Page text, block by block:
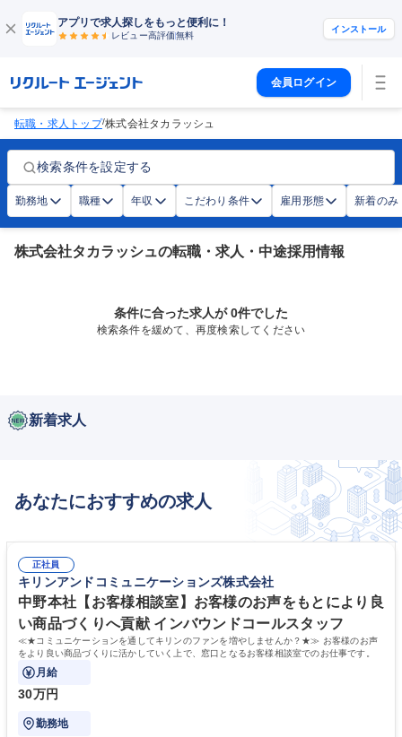
アプリで求人探しをもっと便利に！
レビュー高評価無料
インストール
会員ログイン
転職・求人トップ/株式会社タカラッシュ
検索条件を設定する
勤務地 職種 年収 こだわり条件 雇用形態 新着のみ
株式会社タカラッシュの転職・求人・中途採用情報
条件に合った求人が 0件でした
検索条件を緩めて、再度検索してください
新着求人
あなたにおすすめの求人
正社員
キリンアンドコミュニケーションズ株式会社
中野本社【お客様相談室】お客様のお声をもとにより良
い商品づくりへ貢献 インバウンドコールスタッフ
≪★コミュニケーションを通してキリンのファンを増やしませんか？★≫ お客様のお声
をより良い商品づくりに活かしていく上で、窓口となるお客様相談室でのお仕事です。
月給
30万円
勤務地